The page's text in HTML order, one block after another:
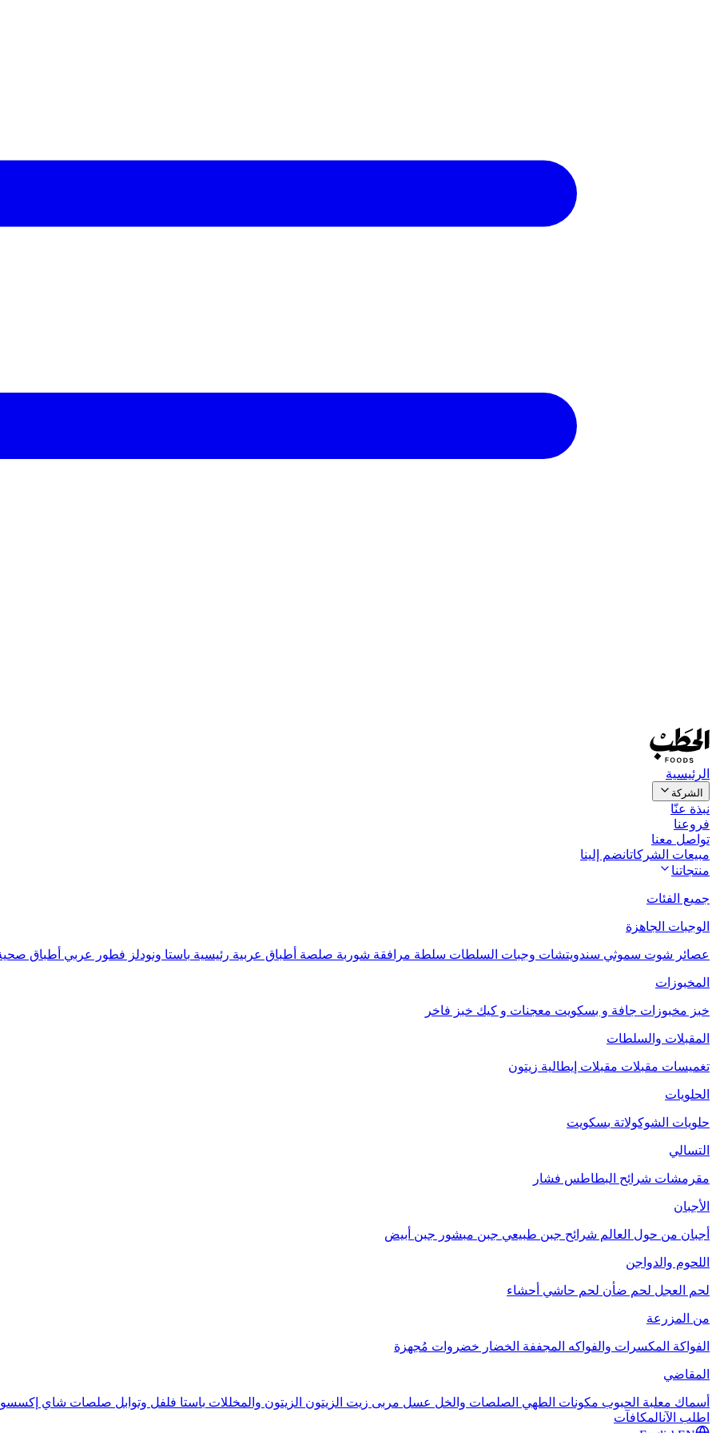
الرئيسية
الشركة
نبذة عنّا
فروعنا
تواصل معنا
مبيعات الشركاتانضم إلينا
منتجاتنا
جميع الفئات
الوجبات الجاهزة
عصائر شوت سموثي سندويتشات وجبات السلطات سلطة مرافقة شوربة صلصة أطباق عربية رئيسية باستا ونودلز فطور عربي أطباق
المخبوزات
خبز مخبوزات جافة و بسكويت معجنات و كيك خبز فاخر
المقبلات والسلطات
تغميسات مقبلات مقبلات إيطالية زيتون
الحلويات
حلويات الشوكولاتة بسكويت
التسالي
مقرمشات شرائح البطاطس فشار
الأجبان
أجبان من حول العالم شرائح جبن طبيعي جبن مبشور جبن أبيض
اللحوم والدواجن
لحم العجل لحم ضأن لحم حاشي أحشاء
من المزرعة
الفواكة المكسرات والفواكه المجففة الخضار خضروات مُجهزة
المقاضي
أسماك معلبة الحبوب مكونات الطهي الصلصات والخل عسل مربى زيت الزيتون الزيتون والمخللات باستا فلفل وتوابل صلصات شاي
اطلب الآنالمكافآت